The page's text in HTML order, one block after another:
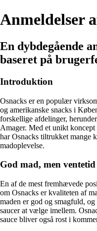
Anmeldelser
En dybdegående
baseret på
Introduktion
Osnacks er en populær
og amerikanske snacks i
forskellige afdelinger,
Amager. Med et unikt
har Osnacks tiltrukket mange
madoplevelse.
God mad, men ventetid
En af de mest fremhævede
om Osnacks er kvaliteten af
maden er god og smagfuld,
saucer at vælge imellem.
sauce bliver også rost i